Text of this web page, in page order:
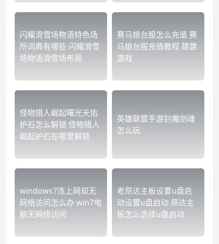
闪耀滑雪场物语特色场
所词典有哪些 闪耀滑雪
场物语滑雪场布局
赛马娘台服怎么充值 赛
马娘台服充值教程 建建
游戏
怪物猎人崛起曙光天佑
护石怎么解锁 怪物猎人
崛起护石在哪里解锁
英雄联盟手游封魔剑魂
怎么玩
windows7连上网却无
网络访问怎么办 win7电
脑无网络访问
老昂达主板设置u盘启
动设置u盘启动 昂达主
板怎么选择u盘启动